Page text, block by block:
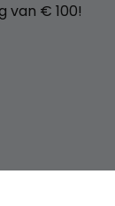
van € 100!